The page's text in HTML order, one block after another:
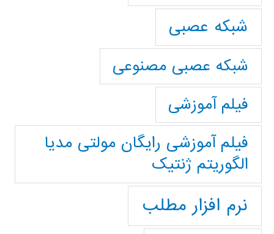
شبکه عصبی
شبکه عصبی مصنوعی
فیلم آموزشی
فیلم آموزشی رایگان مولتی مدیا
الگوریتم ژنتیک
نرم افزار مطلب